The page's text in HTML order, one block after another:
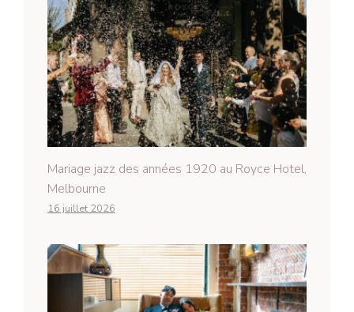
Mariage jazz des années 1920 au Royce Hotel,
Melbourne
16 juillet 2026